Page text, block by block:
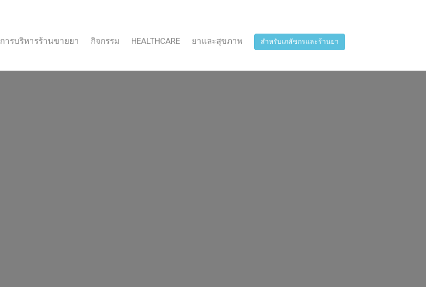
การบริหารร้านขายยา กิจกรรม HEALTHCARE ยาและสุขภาพ สำหรับเภสัชกรและร้านยา